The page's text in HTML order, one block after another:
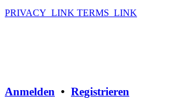
PRIVACY_LINK TERMS_LINK
Anmelden • Registrieren